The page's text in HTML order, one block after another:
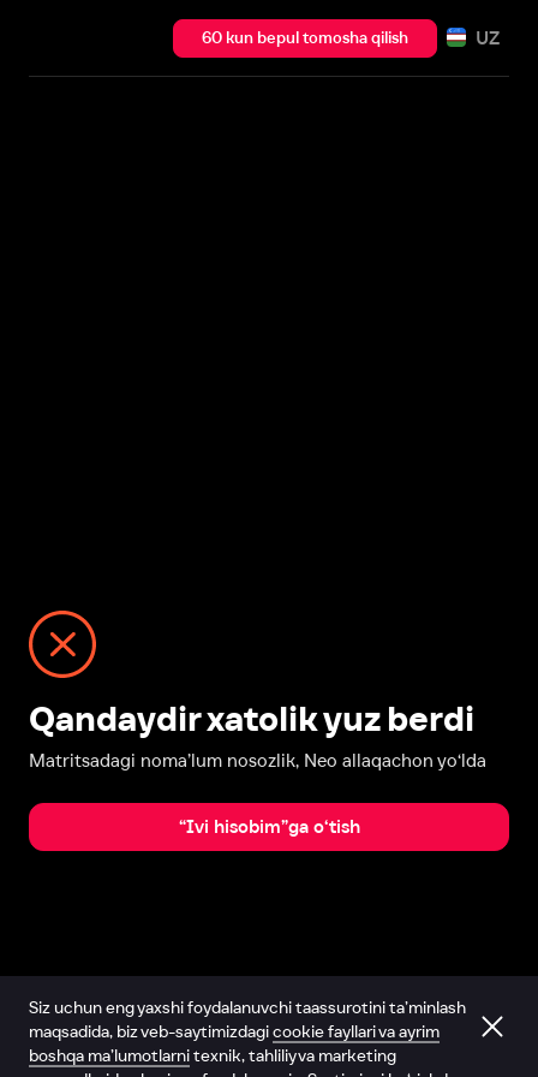
60 kun bepul tomosha qilish UZ
Qandaydir xatolik yuz berdi
Matritsadagi noma’lum nosozlik, Neo allaqachon yo‘lda
“Ivi hisobim”ga o‘tish
Siz uchun eng yaxshi foydalanuvchi taassurotini ta’minlash
maqsadida, biz veb-saytimizdagicookie fayllari va ayrim
boshqa ma’lumotlarnitexnik, tahliliy va marketing